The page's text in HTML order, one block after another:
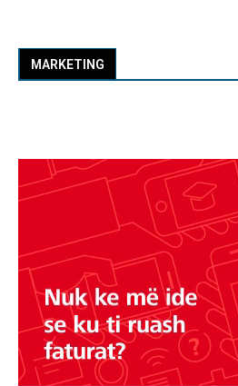
MARKETING